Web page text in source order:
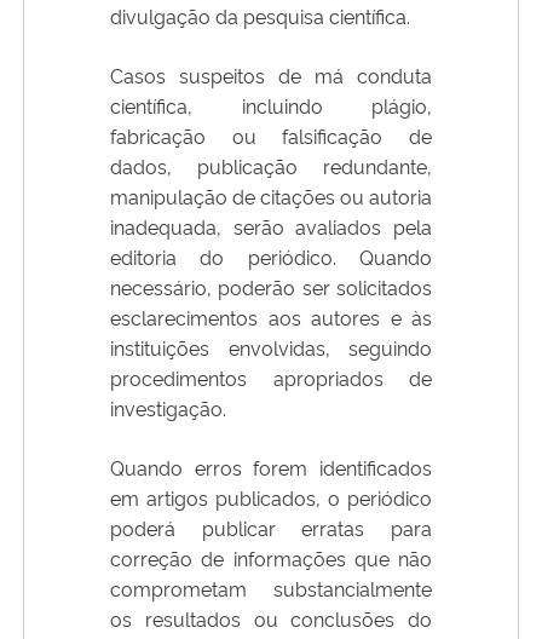
divulgação da pesquisa científica.
Casos suspeitos de má conduta
científica, incluindo plágio,
fabricação ou falsificação de
dados, publicação redundante,
manipulação de citações ou autoria
inadequada, serão avaliados pela
editoria do periódico. Quando
necessário, poderão ser solicitados
esclarecimentos aos autores e às
instituições envolvidas, seguindo
procedimentos apropriados de
investigação.
Quando erros forem identificados
em artigos publicados, o periódico
poderá publicar erratas para
correção de informações que não
comprometam substancialmente
os resultados ou conclusões do